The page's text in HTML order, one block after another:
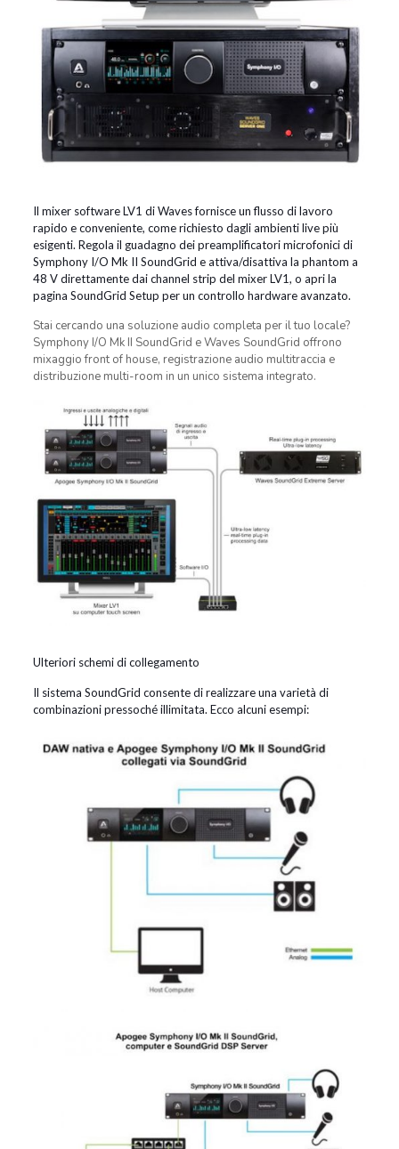
Il mixer software LV1 di Waves fornisce un flusso di lavoro
rapido e conveniente, come richiesto dagli ambienti live più
esigenti. Regola il guadagno dei preamplificatori microfonici di
Symphony I/O Mk II SoundGrid e attiva/disattiva la phantom a
48 V direttamente dai channel strip del mixer LV1, o apri la
pagina SoundGrid Setup per un controllo hardware avanzato.
Stai cercando una soluzione audio completa per il tuo locale?
Symphony I/O Mk II SoundGrid e Waves SoundGrid offrono
mixaggio front of house, registrazione audio multitraccia e
distribuzione multi-room in un unico sistema integrato.
Ulteriori schemi di collegamento
Il sistema SoundGrid consente di realizzare una varietà di
combinazioni pressoché illimitata. Ecco alcuni esempi: